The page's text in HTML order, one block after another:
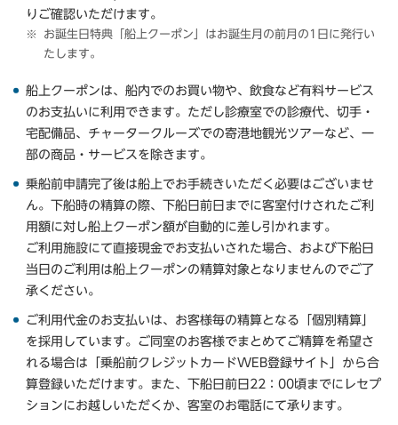
りご確認いただけます。
お誕生日特典「船上クーポン」はお誕生月の前月の1日に発行い
たします。
船上クーポンは、船内でのお買い物や、飲食など有料サービス
のお支払いに利用できます。ただし診療室での診療代、切手・
宅配備品、チャータークルーズでの寄港地観光ツアーなど、一
部の商品・サービスを除きます。
乗船前申請完了後は船上でお手続きいただく必要はございませ
ん。下船時の精算の際、下船日前日までに客室付けされたご利
用額に対し船上クーポン額が自動的に差し引かれます。
ご利用施設にて直接現金でお支払いされた場合、および下船日
当日のご利用は船上クーポンの精算対象となりませんのでご了
承ください。
ご利用代金のお支払いは、お客様毎の精算となる「個別精算」
を採用しています。ご同室のお客様でまとめてご精算を希望さ
れる場合は「乗船前クレジットカードWEB登録サイト」から合
算登録いただけます。また、下船日前日22：00頃までにレセプ
ションにお越しいただくか、客室のお電話にて承ります。